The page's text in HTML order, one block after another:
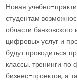
Новая учебно-
студентам
области
цифровых услуг и
будут проводиться
классы, тренинги по
бизнес-проектов, а